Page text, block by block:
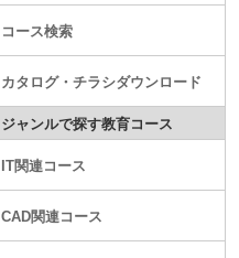
コース検索
カタログ・チラシダウンロード
ジャンルで探す教育コース
IT関連コース
CAD関連コース